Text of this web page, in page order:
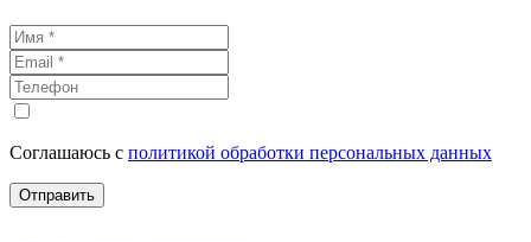
Соглашаюсь с политикой обработки персональных данных